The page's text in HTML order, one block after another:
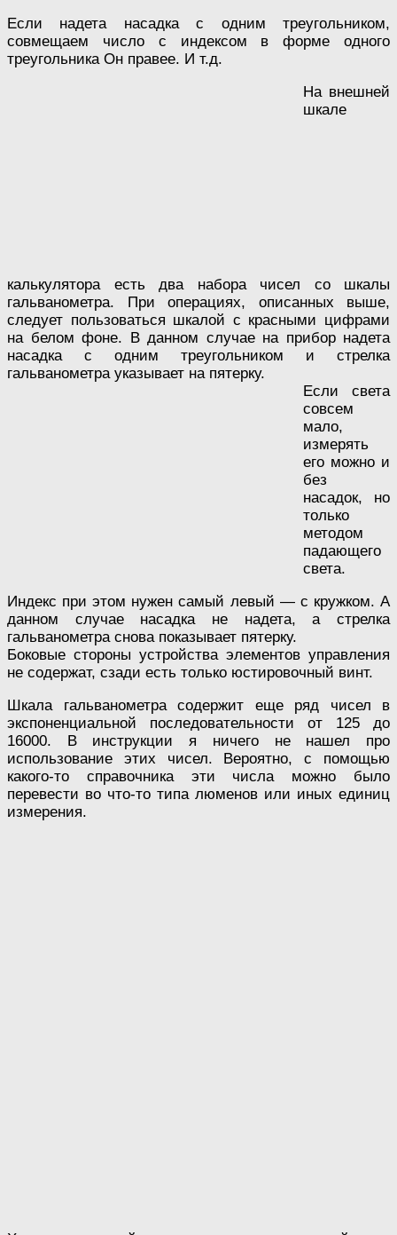
Если надета насадка с одним треугольником,
совмещаем число с индексом в форме одного
треугольника Он правее. И т.д.
На внешней
шкале
калькулятора есть два набора чисел со шкалы
гальванометра. При операциях, описанных выше,
следует пользоваться шкалой с красными цифрами
на белом фоне. В данном случае на прибор надета
насадка с одним треугольником и стрелка
гальванометра указывает на пятерку.
Если света
совсем
мало,
измерять
его можно и
без
насадок, но
только
методом
падающего
света.
Индекс при этом нужен самый левый — с кружком. А
данном случае насадка не надета, а стрелка
гальванометра снова показывает пятерку.
Боковые стороны устройства элементов управления
не содержат, сзади есть только юстировочный винт.
Шкала гальванометра содержит еще ряд чисел в
экспоненциальной последовательности от 125 до
16000. В инструкции я ничего не нашел про
использование этих чисел. Вероятно, с помощью
какого-то справочника эти числа можно было
перевести во что-то типа люменов или иных единиц
измерения.